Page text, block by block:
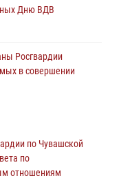
Дню ВДВ
Росгвардии
в совершении
по Чувашской
по
отношениям